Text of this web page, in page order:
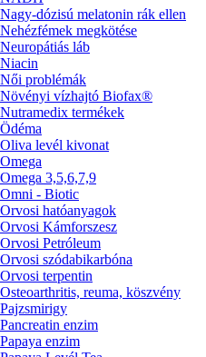
Nagy-dózisú melatonin rák ellen
Nehézfémek megkötése
Neuropátiás láb
Niacin
Női problémák
Növényi vízhajtó Biofax®
Nutramedix termékek
Ödéma
Oliva levél kivonat
Omega
Omega 3,5,6,7,9
Omni - Biotic
Orvosi hatóanyagok
Orvosi Kámforszesz
Orvosi Petróleum
Orvosi szódabikarbóna
Orvosi terpentin
Osteoarthritis, reuma, köszvény
Pajzsmirigy
Pancreatin enzim
Papaya enzim